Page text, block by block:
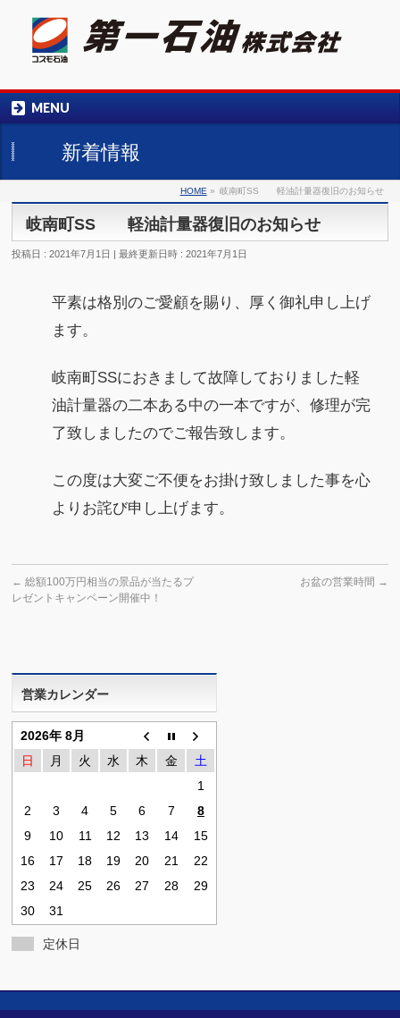
058-245-0184
MENU
新着情報
HOME » 岐南町SS 軽油計量器復旧のお知らせ
岐南町SS 軽油計量器復旧のお知らせ
投稿日 : 2021年7月1日 最終更新日時 : 2021年7月1日
平素は格別のご愛顧を賜り、厚く御礼申し上げ
ます。
岐南町SSにおきまして故障しておりました軽
油計量器の二本ある中の一本ですが、修理が完
了致しましたのでご報告致します。
この度は大変ご不便をお掛け致しました事を心
よりお詫び申し上げます。
← 総額100万円相当の景品が当たるプ
レゼントキャンペーン開催中！
お盆の営業時間 →
営業カレンダー
2026年 8月
日
月 火 水 木 金
土
1
2
3 4 5 6 7
8
9
10 11 12 13 14
15
16
17 18 19 20 21
22
23
24 25 26 27 28
29
30
31
定休日